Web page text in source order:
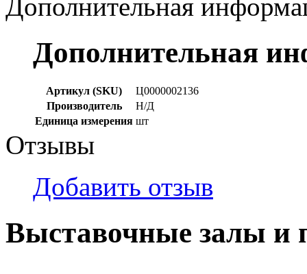
Дополнительная
Дополнительная
Артикул (SKU)
Ц0000002136
Производитель
Н/Д
Единица измерения шт
Отзывы
Добавить отзыв
Выставочные залы и